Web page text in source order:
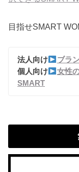
目指せSMART
法人向け
ブラ
個人向け
女性
SMART